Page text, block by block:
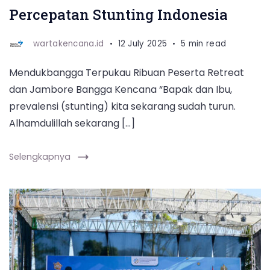
(12/7/2025).
Percepatan Stunting Indonesia
wartakencana.id 12 July 2025 5 min read
Mendukbangga Terpukau Ribuan Peserta Retreat
dan Jambore Bangga Kencana “Bapak dan Ibu,
prevalensi (stunting) kita sekarang sudah turun.
Alhamdulillah sekarang […]
Selengkapnya
Kepala
Perwakilan
Kemendukbangga/BKKBN
Jawa